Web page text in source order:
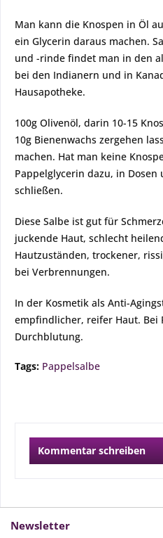
Man kann die Knospen in Öl
ein Glycerin daraus machen.
und -rinde findet man in den
bei den Indianern und in
Hausapotheke.
100g Olivenöl, darin 10-15
10g Bienenwachs zergehen
machen. Hat man keine
Pappelglycerin dazu, in
schließen.
Diese Salbe ist gut für
juckende Haut, schlecht
Hautzuständen, trockener,
bei Verbrennungen.
In der Kosmetik als Anti-
empfindlicher, reifer Haut. Bei
Durchblutung.
Tags: Pappelsalbe
Kommentar schreiben
Newsletter